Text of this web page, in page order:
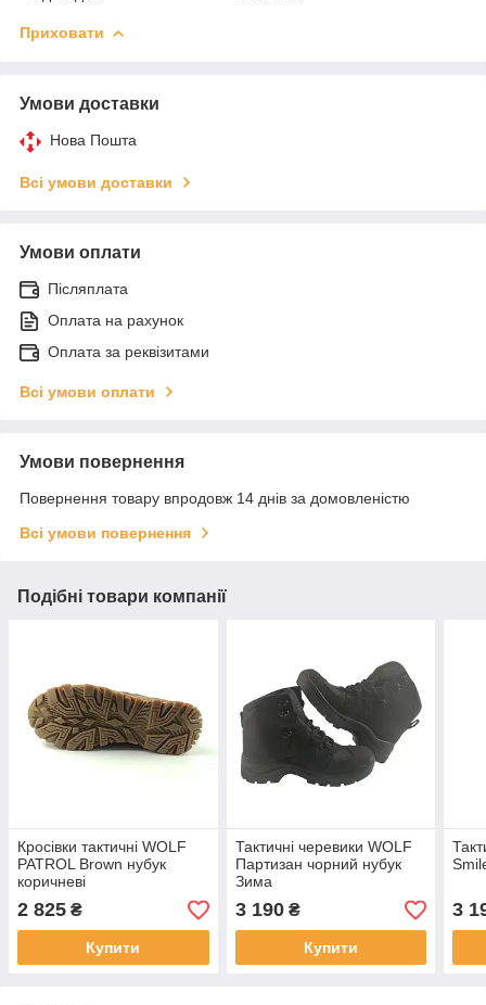
Приховати
Умови доставки
Нова Пошта
Всі умови доставки
Умови оплати
Післяплата
Оплата на рахунок
Оплата за реквізитами
Всі умови оплати
Умови повернення
Повернення товару впродовж 14 днів за домовленістю
Всі умови повернення
Подібні товари компанії
Кросівки тактичні WOLF
PATROL Brоwn нубук
коричневі
2 825 ₴
Купити
Тактичні черевики WOLF
Партизан чорний нубук
Зима
3 190₴
Купити
3